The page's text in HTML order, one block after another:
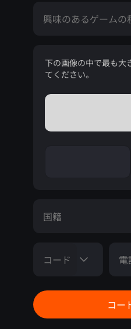
興味のあるゲームの
下の画像の中で最も大
てください。
国籍
コード 電
コー